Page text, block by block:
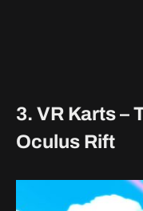
3. VR Karts –
Oculus Rift